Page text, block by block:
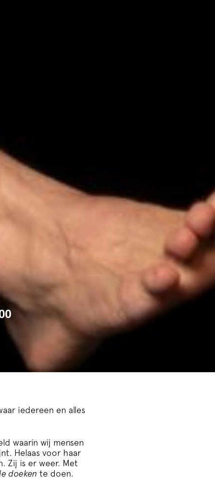
iedereen en alles
waarin wij mensen
Helaas voor haar
Zij is er weer. Met
doeken te doen.